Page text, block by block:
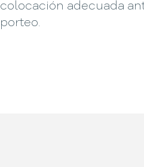
colocación adecuada
porteo.